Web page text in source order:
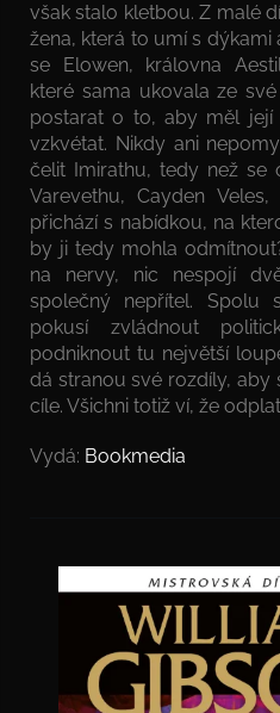
však stalo kletbou. Z malé
žena, která to umí s
se Elowen, královna
které sama ukovala ze
postarat o to, aby měl
vzkvétat. Nikdy ani
čelit Imirathu, tedy než se
Varevethu, Cayden
přichází s nabídkou, na
by ji tedy mohla
na nervy, nic nespojí
společný nepřítel.
pokusí zvládnout
podniknout tu největší
dá stranou své rozdíly, aby
cíle. Všichni totiž ví, že
Vydá: Bookmedia